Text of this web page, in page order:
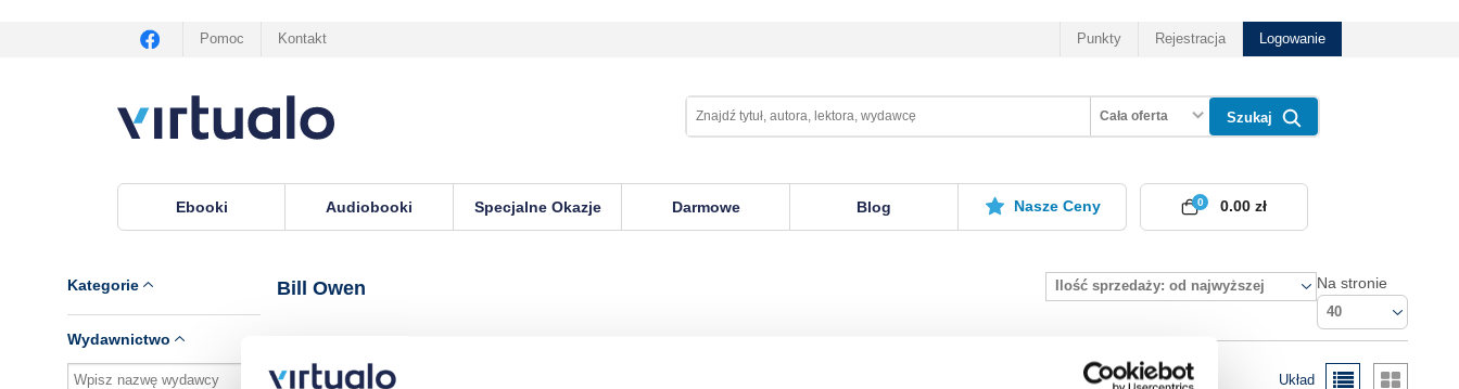
Pomoc Kontakt Punkty Rejestracja Logowanie
Cała oferta Szukaj
Ebooki Audiobooki Specjalne Okazje Darmowe Blog Nasze Ceny 0
0.00 zł
Kategorie
Wydawnictwo
Bill Owen Ilość sprzedaży: od najwyższej Na stronie
40
Układ